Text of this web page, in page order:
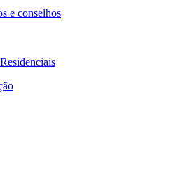
e conselhos